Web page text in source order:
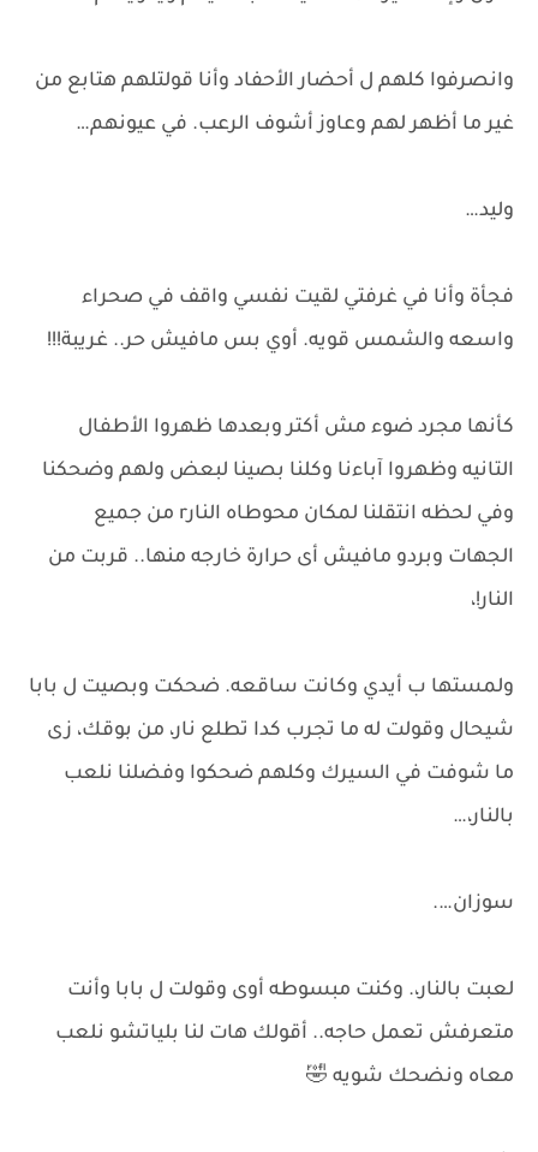
وانصرفوا كلهم ل أحضار الأحفاد وأنا قولتلهم هتابع من
غير ما أظهر لهم وعاوز أشوف الرعب. في عيونهم…
وليد…
فجأة وأنا في غرفتي لقيت نفسي واقف في صحراء
واسعه والشمس قويه. أوي بس مافيش حر.. غريبة!!!
كأنها مجرد ضوء مش أكتر وبعدها ظهروا الأطفال
التانيه وظهروا آباءنا وكلنا بصينا لبعض ولهم وضحكنا
وفي لحظه انتقلنا لمكان محوطاه النارr من جميع
الجهات وبردو مافيش أى حرارة خارجه منها.. قربت من
النار!،
ولمستها ب أيدي وكانت ساقعه. ضحكت وبصيت ل بابا
شيحال وقولت له ما تجرب كدا تطلع نار، من بوقك، زى
ما شوفت في السيرك وكلهم ضحكوا وفضلنا نلعب
بالنار،…
سوزان….
لعبت بالنار،. وكنت مبسوطه أوى وقولت ل بابا وأنت
متعرفش تعمل حاجه.. أقولك هات لنا بلياتشو نلعب
معاه ونضحك شويه 🤣